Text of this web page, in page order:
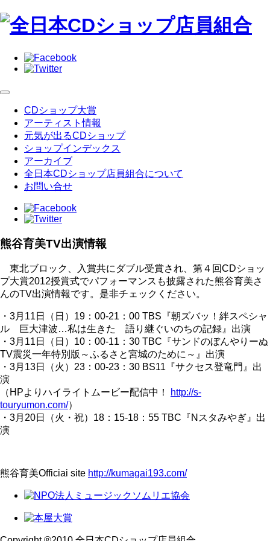
CDショップ大賞
アーティスト情報
元気が出るCDショップ
ショップインデックス
アーカイブ
全日本CDショップ店員組合について
お問い合せ
熊谷育美TV出演情報
東北ブロック、入賞共にダブル受賞され、第４回CDショッ
プ大賞2012授賞式でパフォーマンスも披露された熊谷育美さ
んのTV出演情報です。是非チェックください。
・3月11日（日）19：00-21：00 TBS『朝ズバッ！絆スペシャ
ル 巨大津波…私は生きた 語り継ぐいのちの記録』出演
・3月11日（日）10：00-11：30 TBC『サンドのぼんやりーぬ
TV震災一年特別版～ふるさと宮城のために～』出演
・3月13日（火）23：00-23：30 BS11『サクセス登竜門』出
演
（HPよりハイライトムービー配信中！
http://s-
touryumon.com/）
・3月20日（火・祝）18：15-18：55 TBC『Nスタみやぎ』出
演
熊谷育美Officiai site http://kumagai193.com/